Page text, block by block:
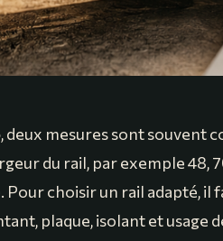
, deux mesures sont souvent
du rail, par exemple 48,
Pour choisir un rail adapté, il
plaque, isolant et usage